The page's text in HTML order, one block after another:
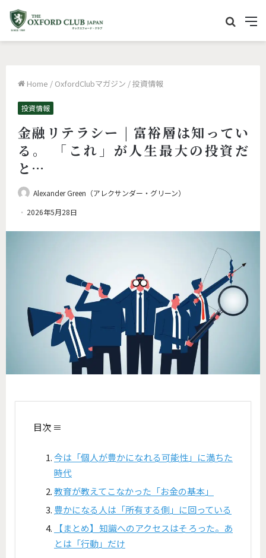
M
e
イ
索
Home / OxfordClubマガジン /投資情報
投資情報
金融リテラシー | 富裕層は知ってい
る。 「これ」が人生最大の投資だ
と…
Alexander Green（アレクサンダー・グリーン）
2026年5月28日
目次 ≡
今は「個人が豊かになれる可能性」に満ちた
時代
教育が教えてこなかった「お金の基本」
豊かになる人は「所有する側」に回っている
【まとめ】知識へのアクセスはそろった。あ
とは「行動」だけ